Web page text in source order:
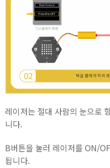
레이저는 절대 사람의 눈으로
니다.
B버튼을 눌러 레이저를 ON/
됩니다.